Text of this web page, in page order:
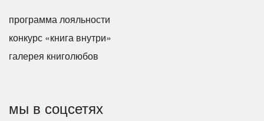
программа лояльности
конкурс «книга внутри»
галерея книголюбов
мы в соцсетях